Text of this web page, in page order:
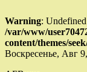
Warning:
/var/www/
content/themes/
Skip
Воскресенье, Авг